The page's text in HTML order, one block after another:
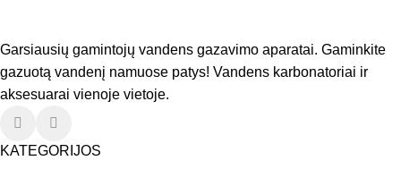
Garsiausių gamintojų vandens gazavimo aparatai. Gaminkite
gazuotą vandenį namuose patys! Vandens karbonatoriai ir
aksesuarai vienoje vietoje.
KATEGORIJOS